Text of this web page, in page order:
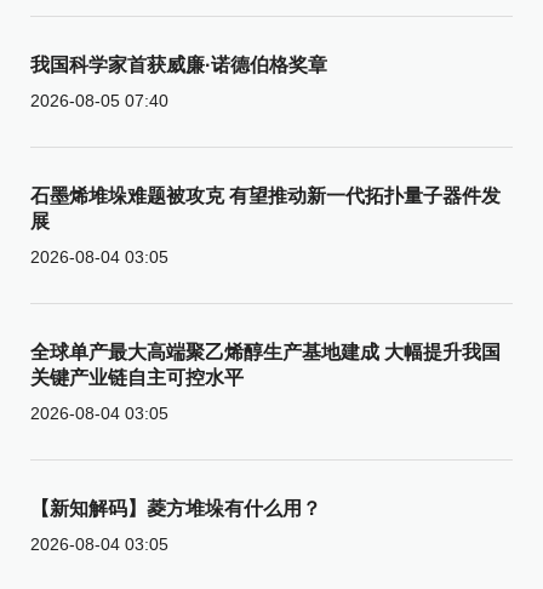
我国科学家首获威廉·诺德伯格奖章
2026-08-05 07:40
石墨烯堆垛难题被攻克 有望推动新一代拓扑量子器件发
展
2026-08-04 03:05
全球单产最大高端聚乙烯醇生产基地建成 大幅提升我国
关键产业链自主可控水平
2026-08-04 03:05
【新知解码】菱方堆垛有什么用？
2026-08-04 03:05